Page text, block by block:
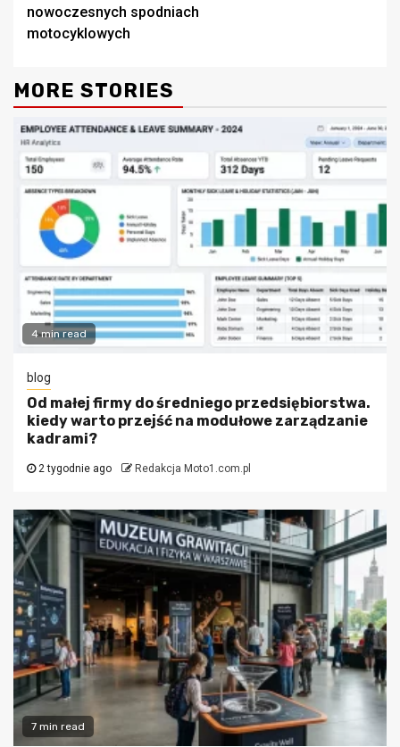
nowoczesnych spodniach
motocyklowych
MORE STORIES
4 min read
blog
Od małej firmy do średniego przedsiębiorstwa.
kiedy warto przejść na modułowe zarządzanie
kadrami?
2 tygodnie ago Redakcja Moto1.com.pl
7 min read